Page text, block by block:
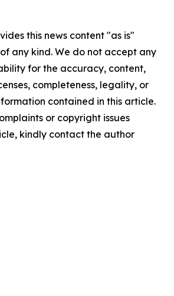
this news content "as is"
any kind. We do not accept any
for the accuracy, content,
completeness, legality, or
contained in this article.
or copyright issues
kindly contact the author